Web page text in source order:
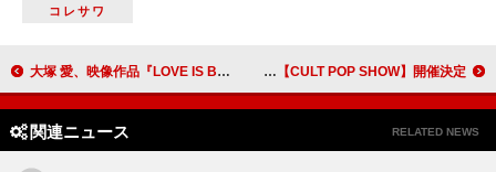
コレサワ
大塚 愛、映像作品『LOVE IS BORN ～22nd Anniversary 2025～』リリース Wienners、ワンマンライブ【CULT POP SHOW】開催決定
関連ニュース RELATED NEWS